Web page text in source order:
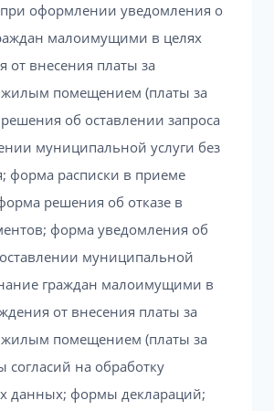
оформлении уведомления о
малоимущими в целях
от внесения платы за
жилым помещением (платы за
об оставлении запроса
муниципальной услуги без
форма расписки в приеме
решения об отказе в
форма уведомления об
муниципальной
граждан малоимущими в
от внесения платы за
жилым помещением (платы за
согласий на обработку
данных; формы деклараций;